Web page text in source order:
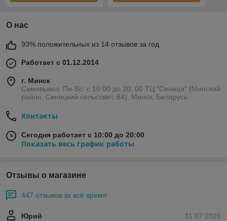
О нас
93% положительных из 14 отзывов за год
Работает с 01.12.2014
г. Минск
Самовывоз: Пн-Вс: с 10:00 до 20: 00 ТЦ "Сеница" (Минский
район, Сеницкий сельсовет, 84), Минск, Беларусь
Контакты
Сегодня работает с 10:00 до 20:00
Показать весь график работы
Отзывы о магазине
447 отзывов за всё время
31.07.2026
Юрий